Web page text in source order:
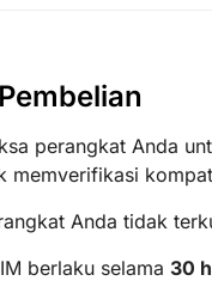
perangkat Anda
memverifikasi
Anda tidak
berlaku selama 30